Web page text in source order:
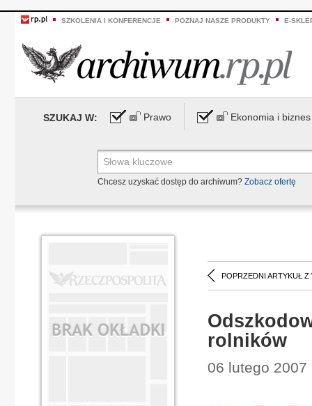
SZKOLENIA I KONFERENCJE POZNAJ NASZE PRODUKTY E-
SZUKAJ W: Prawo Ekonomia i biznes
Chcesz uzyskać dostęp do archiwum? Zobacz ofertę
POPRZEDNI ARTYKUŁ Z
rolników
06 lutego 2007